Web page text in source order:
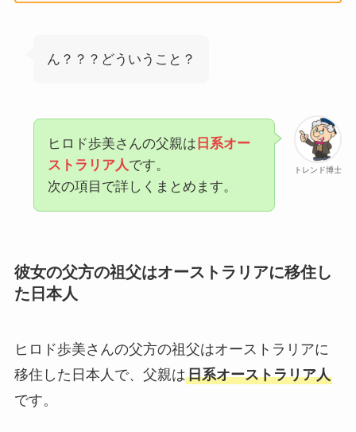
ん？？？どういうこと？
トレンド博士
ヒロド歩美さんの父親は 日系オー
ストラリア人です。
次の項目で詳しくまとめます。
彼女の父方の祖父はオーストラリアに移住し
た日本人
ヒロド歩美さんの父方の祖父はオーストラリアに
移住した日本人で、父親は日系オーストラリア人
です。